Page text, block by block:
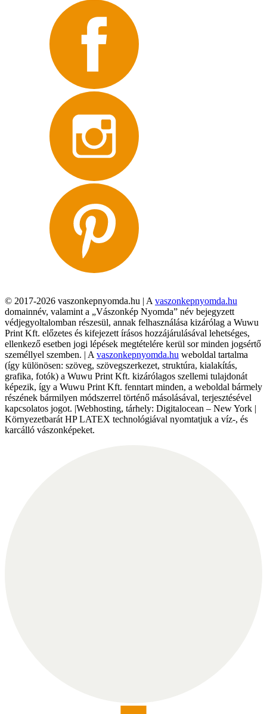
© 2017-2026 vaszonkepnyomda.hu | A vaszonkepnyomda.hu
domainnév, valamint a „Vászonkép Nyomda” név bejegyzett
védjegyoltalomban részesül, annak felhasználása kizárólag a Wuwu
Print Kft. előzetes és kifejezett írásos hozzájárulásával lehetséges,
ellenkező esetben jogi lépések megtételére kerül sor minden jogsértő
személlyel szemben. | A vaszonkepnyomda.hu weboldal tartalma
(így különösen: szöveg, szövegszerkezet, struktúra, kialakítás,
grafika, fotók) a Wuwu Print Kft. kizárólagos szellemi tulajdonát
képezik, így a Wuwu Print Kft. fenntart minden, a weboldal bármely
részének bármilyen módszerrel történő másolásával, terjesztésével
kapcsolatos jogot. |Webhosting, tárhely: Digitalocean – New York |
Környezetbarát HP LATEX technológiával nyomtatjuk a víz-, és
karcálló vászonképeket.